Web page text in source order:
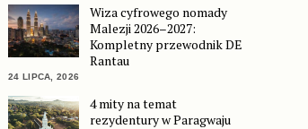
Wiza cyfrowego nomady
Malezji 2026–2027:
Kompletny przewodnik DE
Rantau
24 LIPCA, 2026
4 mity na temat
rezydentury w Paragwaju